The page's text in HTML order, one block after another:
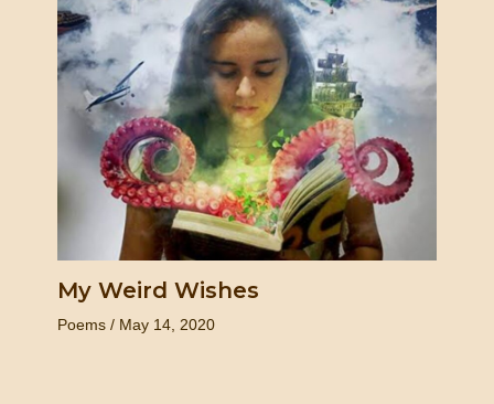
My Weird Wishes
Poems/ May 14, 2020